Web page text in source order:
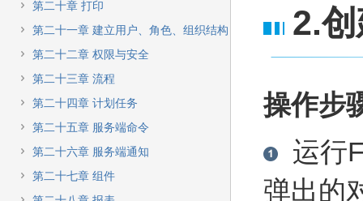
第二十章 打印
第二十一章 建立用户、角色、组织结构
第二十二章 权限与安全
第二十三章 流程
第二十四章 计划任务
第二十五章 服务端命令
第二十六章 服务端通知
第二十七章 组件
2.
操作步
运行
弹出的